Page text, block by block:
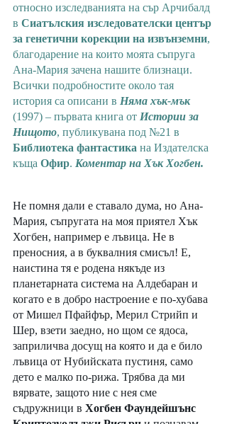
относно изследванията на сър Арчибалд
в Сиатълския изследователски център
за генетични корекции на извънземни,
благодарение на които моята съпруга
Ана-Мария зачена нашите близнаци.
Всички подробностите около тая
история са описани в Няма хък-мък
(1997) – първата книга от Истории за
Нищото, публикувана под №21 в
Библиотека фантастика на Издателска
къща Офир. Коментар на Хък Хогбен.
Не помня дали е ставало дума, но Ана-
Мария, съпругата на моя приятел Хък
Хогбен, например е лъвица. Не в
преносния, а в буквалния смисъл! Е,
наистина тя е родена някъде из
планетарната система на Алдебаран и
когато е в добро настроение е по-хубава
от Мишел Пфайфър, Мерил Стрийп и
Шер, взети заедно, но щом се ядоса,
заприличва досущ на която и да е било
лъвица от Нубийската пустиня, само
дето е малко по-рижа. Трябва да ми
вярвате, защото ние с нея сме
съдружници в Хогбен Фаундейшънс